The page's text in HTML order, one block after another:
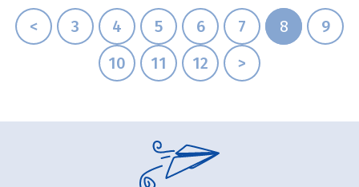
< 3 4 5 6 7 8
9
10
11 12 >